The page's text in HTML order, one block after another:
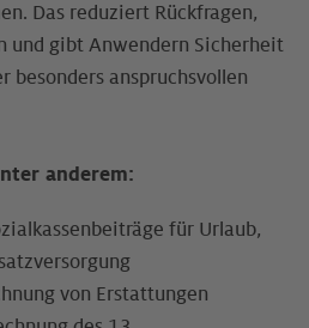
Das reduziert Rückfragen,
und gibt Anwendern Sicherheit
besonders anspruchsvollen
anderem:
für Urlaub,
von Erstattungen